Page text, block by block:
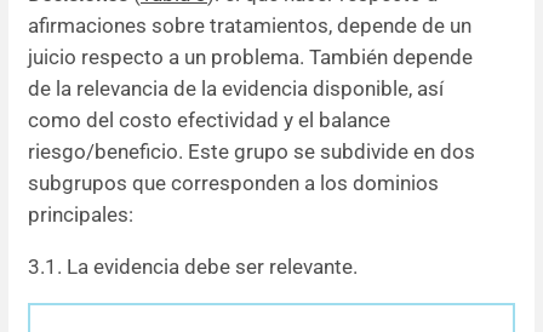
afirmaciones sobre tratamientos, depende de un
juicio respecto a un problema. También depende
de la relevancia de la evidencia disponible, así
como del costo efectividad y el balance
riesgo/beneficio. Este grupo se subdivide en dos
subgrupos que corresponden a los dominios
principales:
3.1. La evidencia debe ser relevante.